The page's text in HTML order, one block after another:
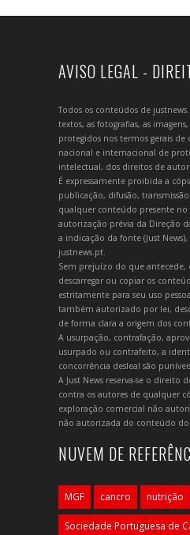
AVISO LEGAL -
Todos os conteúdos de
textos, as fotografias, as
protegidos nos termos gerais de
nacional e internacional de
intelectual, dos direitos de
É expressamente proibida a
publicação, difusão,
qualquer conteúdo presente no
autorização prévia da Direção
a indicação da fonte (Just
justnews.pt.
Sem prejuízo do que
descarregar ou copiar os
estritamente para seu uso
também autorizado por lei,
de forma clara a origem dos
A usurpação, contrafação,
usurpado ou contrafeito, a
concorrência desleal são
A Just News reserva-se o direito
contra os autores de qualquer
exploração comercial não
não autorizada do conteúdo do
NUVEM DE
MGF cancro nutrição
Sociedade Portuguesa de